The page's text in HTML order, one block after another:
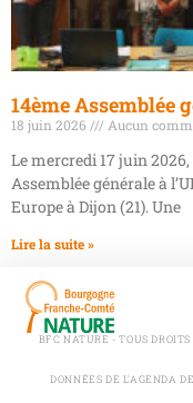
14ème Assemblée
18 juin 2026 Aucun
Le mercredi 17 juin
Assemblée générale à
Europe à Dijon (21). Une
Lire la suite »
BFC NATURE - TOUS
DONNÉES DE L'AGENDA